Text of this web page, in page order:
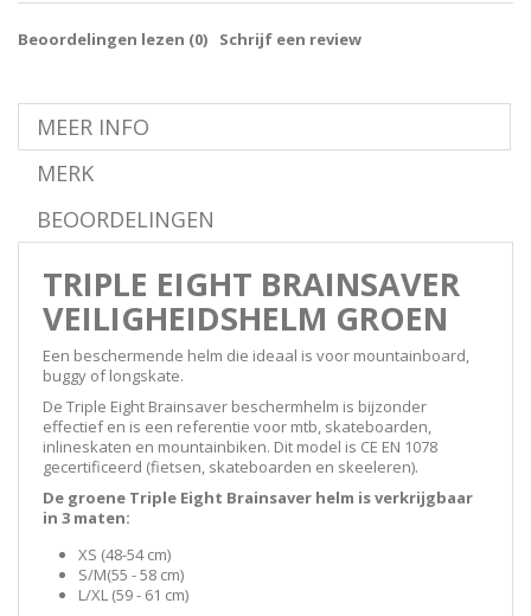
Beoordelingen lezen (0) Schrijf een review
MEER INFO
MERK
BEOORDELINGEN
TRIPLE EIGHT BRAINSAVER
VEILIGHEIDSHELM GROEN
Een beschermende helm die ideaal is voor mountainboard,
buggy of longskate.
De Triple Eight Brainsaver beschermhelm is bijzonder
effectief en is een referentie voor mtb, skateboarden,
inlineskaten en mountainbiken. Dit model is CE EN 1078
gecertificeerd (fietsen, skateboarden en skeeleren).
De groene Triple Eight Brainsaver helm is verkrijgbaar
in 3 maten:
XS (48-54 cm)
S/M(55 - 58 cm)
L/XL (59 - 61 cm)